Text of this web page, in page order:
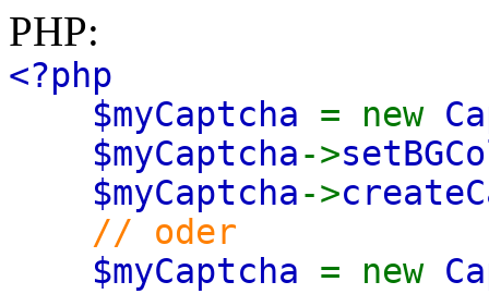
PHP:
<?php
$myCaptcha = new
$myCaptcha->
$myCaptcha->
// oder
$myCaptcha = new